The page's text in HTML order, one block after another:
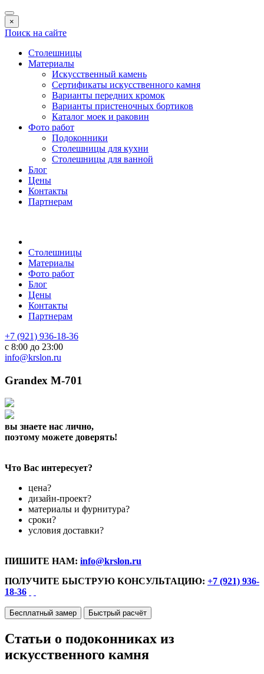
×
Поиск на сайте
Столешницы
Материалы
Искусственный камень
Сертификаты искусственного камня
Варианты передних кромок
Варианты пристеночных бортиков
Каталог моек и раковин
Фото работ
Подоконники
Столешницы для кухни
Столешницы для ванной
Блог
Цены
Контакты
Партнерам
Столешницы
Материалы
Фото работ
Блог
Цены
Контакты
Партнерам
+7 (921) 936-18-36
с 8:00 до 23:00
info@krslon.ru
Grandex M-701
вы знаете нас лично,
поэтому можете доверять!
Что Вас интересует?
цена?
дизайн-проект?
материалы и фурнитура?
сроки?
условия доставки?
ПИШИТЕ НАМ: info@krslon.ru
ПОЛУЧИТЕ БЫСТРУЮ КОНСУЛЬТАЦИЮ: +7 (921) 936-
18-36
Бесплатный замер Быстрый расчёт
Статьи о подоконниках из
искусственного камня